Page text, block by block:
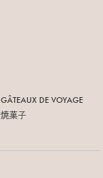
GÂTEAUX DEVOYAGE
焼菓子